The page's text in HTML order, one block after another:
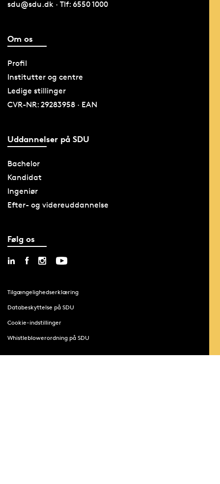
sdu@sdu.dk · Tlf: 6550 1000
Om os
Profil
Institutter og centre
Ledige stillinger
CVR-NR: 29283958 · EAN
Uddannelser på SDU
Bachelor
Kandidat
Ingeniør
Efter- og videreuddannelse
Følg os
Tilgængelighedserklæring
Databeskyttelse på SDU
Cookie-indstillinger
Whistleblowerordning på SDU